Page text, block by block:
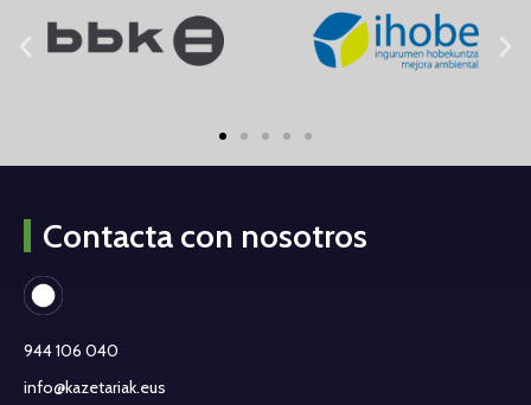
Contacta con nosotros
944 106 040
info@kazetariak.eus